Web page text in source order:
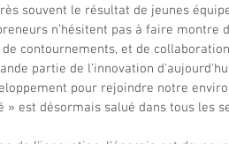
souvent le résultat de jeunes
n’hésitent pas à faire montre
contournements, et de
partie de l’innovation
pour rejoindre notre
est désormais salué dans tous les